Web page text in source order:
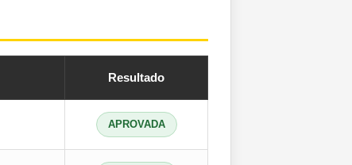
Resultado
APROVADA